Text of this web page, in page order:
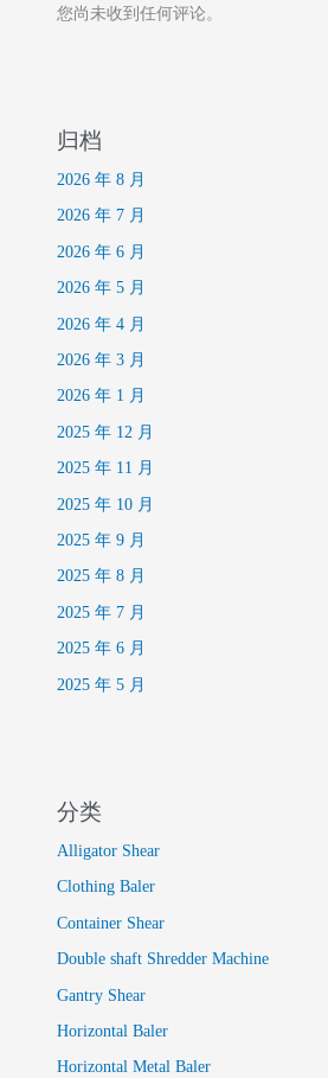
您尚未收到任何评论。
归档
2026 年 8 月
2026 年 7 月
2026 年 6 月
2026 年 5 月
2026 年 4 月
2026 年 3 月
2026 年 1 月
2025 年 12 月
2025 年 11 月
2025 年 10 月
2025 年 9 月
2025 年 8 月
2025 年 7 月
2025 年 6 月
2025 年 5 月
分类
Alligator Shear
Clothing Baler
Container Shear
Double shaft Shredder Machine
Gantry Shear
Horizontal Baler
Horizontal Metal Baler